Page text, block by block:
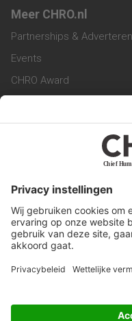
Meer CHRO.nl
Partnerships & Adverteren
Events
CHRO Award
CHRO Magazine
Service & Contact
Werken bij ons
Privacy Statement
Algemene Voorwaarden